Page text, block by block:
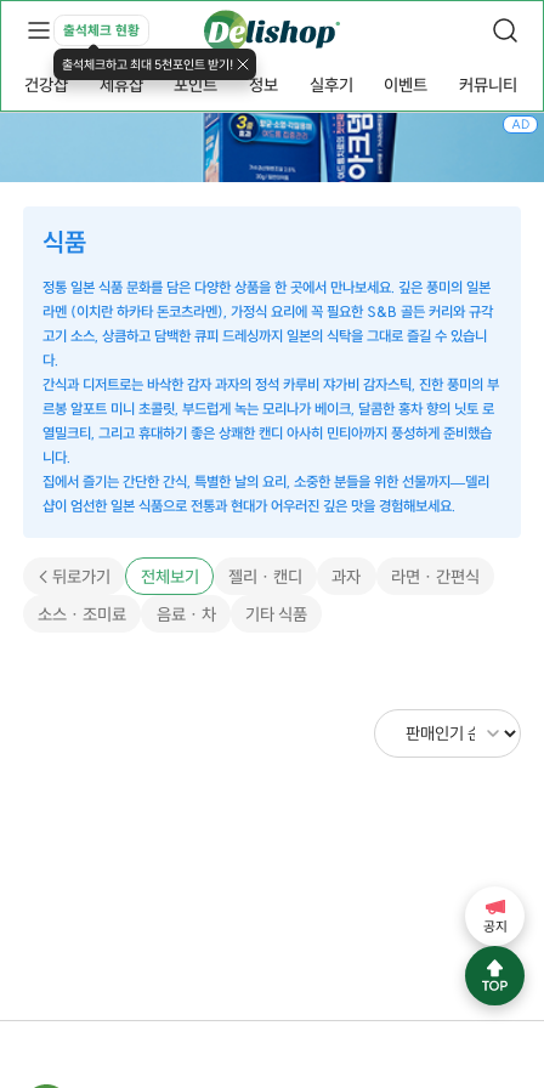
출석체크 현황
출석체크하고 최대 5천포인트 받기!
건강샵 제휴샵 포인트 정보 실후기 이벤트 커뮤니티
식품
정통 일본 식품 문화를 담은 다양한 상품을 한 곳에서 만나보세요. 깊은 풍미의 일본
라멘 (이치란 하카타 돈코츠라멘), 가정식 요리에 꼭 필요한 S&B 골든 커리와 규각
고기 소스, 상큼하고 담백한 큐피 드레싱까지 일본의 식탁을 그대로 즐길 수 있습니
다.
간식과 디저트로는 바삭한 감자 과자의 정석 카루비 쟈가비 감자스틱, 진한 풍미의 부
르봉 알포트 미니 초콜릿, 부드럽게 녹는 모리나가 베이크, 달콤한 홍차 향의 닛토 로
열밀크티, 그리고 휴대하기 좋은 상쾌한 캔디 아사히 민티아까지 풍성하게 준비했습
니다.
집에서 즐기는 간단한 간식, 특별한 날의 요리, 소중한 분들을 위한 선물까지—델리
샵이 엄선한 일본 식품으로 전통과 현대가 어우러진 깊은 맛을 경험해보세요.
< 뒤로가기 전체보기 젤리 · 캔디 과자
라면 · 간편식
소스 · 조미료
음료 · 차 기타 식품
AD
공지